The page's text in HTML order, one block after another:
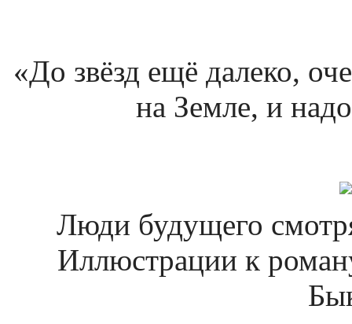
«До звёзд ещё далеко,
на Земле, и
Люди будущего
Иллюстрации к